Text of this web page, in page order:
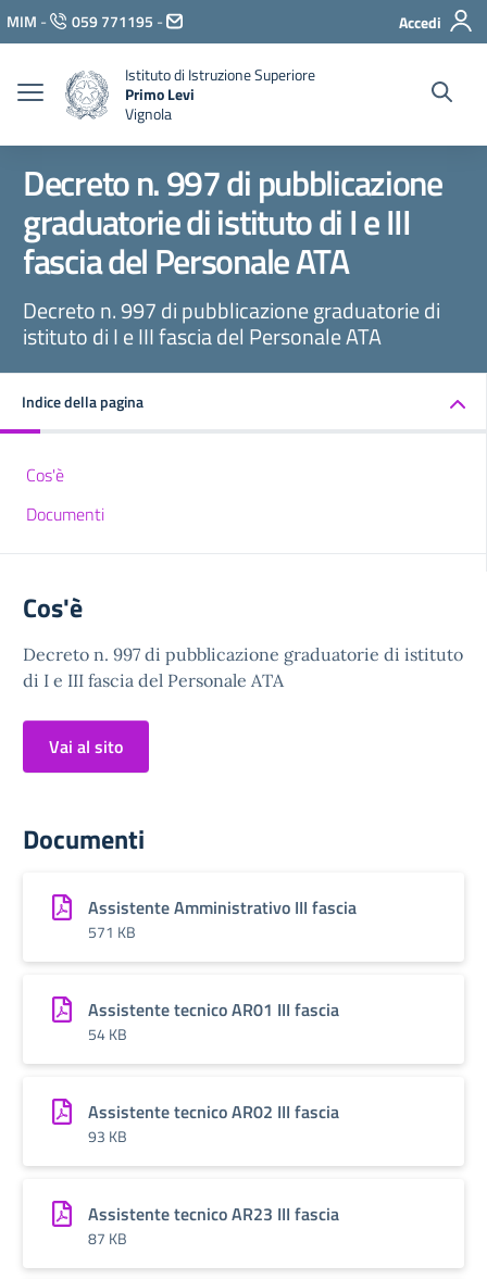
Vai ai contenuti
Vai al menu di navigazione
Vai al footer
MIM - 059 771195 - Accedi
Istituto di Istruzione Superiore
Primo Levi
Vignola
Decreto n. 997 di pubblicazione
graduatorie di istituto di I e III
fascia del Personale ATA
Decreto n. 997 di pubblicazione graduatorie di
istituto di I e III fascia del Personale ATA
Indice della pagina
Cos'è
Documenti
Cos'è
Decreto n. 997 di pubblicazione graduatorie di istituto
di I e III fascia del Personale ATA
Vai al sito
Documenti
Assistente Amministrativo III fascia
571 KB
Assistente tecnico AR01 III fascia
54 KB
Assistente tecnico AR02 III fascia
93 KB
Assistente tecnico AR23 III fascia
87 KB